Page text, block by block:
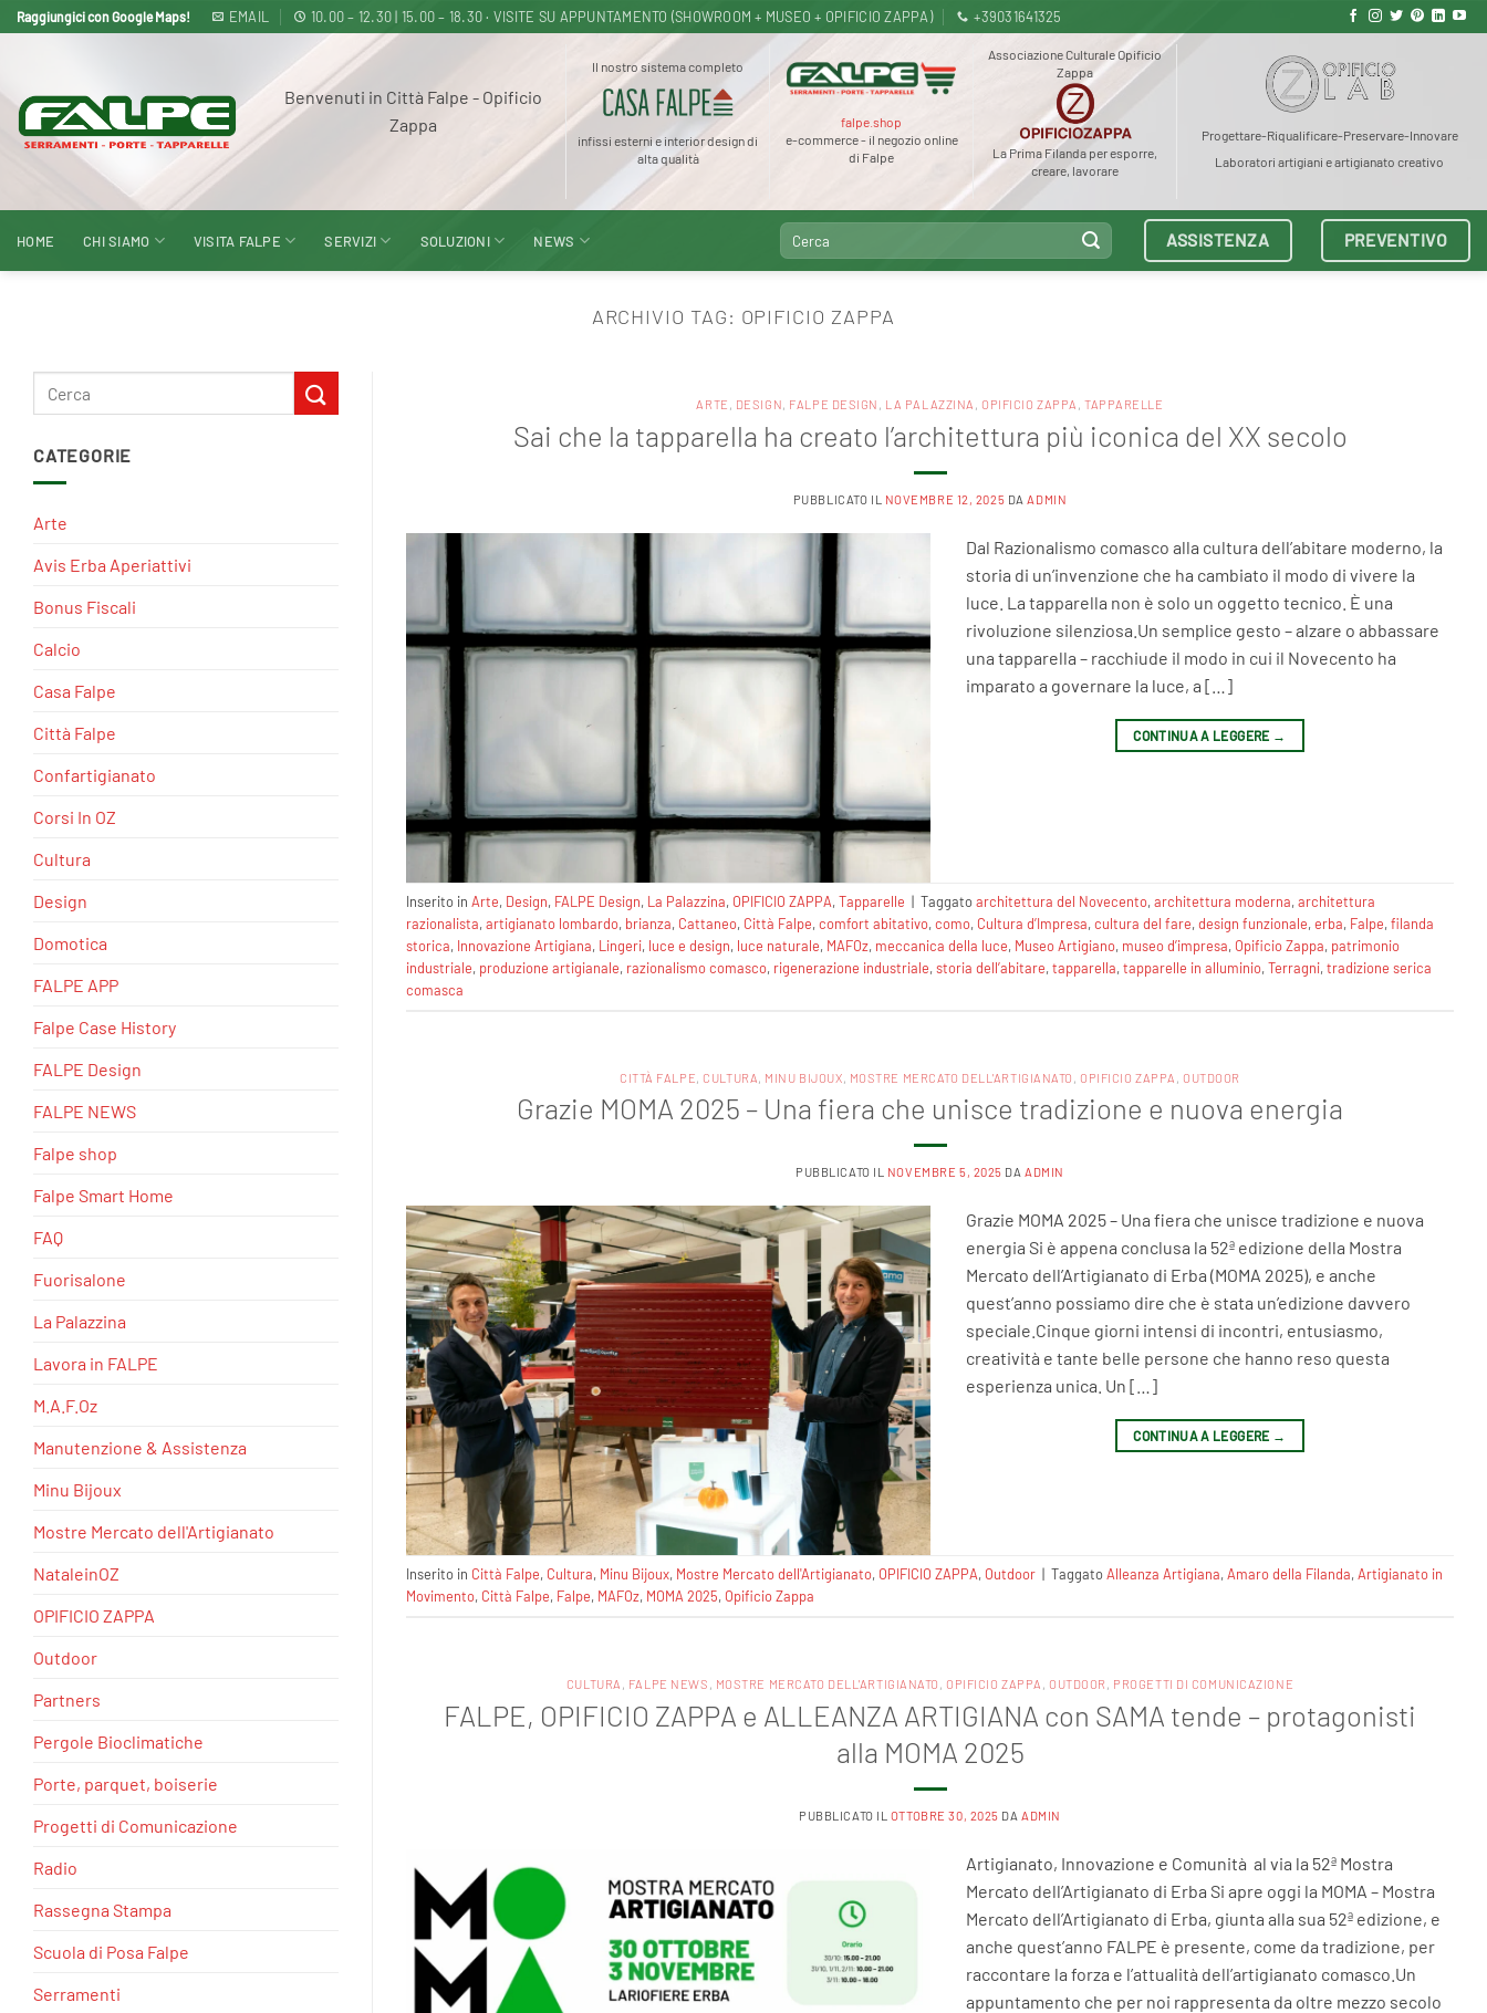
Salta
ai
Raggiungici con Google Maps! EMAIL 10.00 – 12.30 | 15.00 – 18.30 · VISITE SU APPUNTAMENTO (SHOWROOM + MUSEO + OPIFICIO ZAPPA) +39031641325
Benvenuti in Città Falpe - Opificio
Zappa
Il nostro sistema completo
infissi esterni e interior design di
alta qualità
falpe.shop
e-commerce - il negozio online
di Falpe
Associazione Culturale Opificio
Zappa
La Prima Filanda per esporre,
creare, lavorare
Progettare-Riqualificare-Preservare-Innovare
Laboratori artigiani e artigianato creativo
HOME CHI SIAMO VISITA FALPE SERVIZI SOLUZIONI NEWS
Cerca: ASSISTENZA PREVENTIVO
ARCHIVIO TAG: OPIFICIO ZAPPA
CATEGORIE
Arte
Avis Erba Aperiattivi
Bonus Fiscali
Calcio
Casa Falpe
Città Falpe
Confartigianato
Corsi In OZ
Cultura
Design
Domotica
FALPE APP
Falpe Case History
FALPE Design
FALPE NEWS
Falpe shop
Falpe Smart Home
FAQ
Fuorisalone
La Palazzina
Lavora in FALPE
M.A.F.Oz
Manutenzione & Assistenza
Minu Bijoux
Mostre Mercato dell'Artigianato
NataleinOZ
OPIFICIO ZAPPA
Outdoor
Partners
Pergole Bioclimatiche
Porte, parquet, boiserie
Progetti di Comunicazione
Radio
Rassegna Stampa
Scuola di Posa Falpe
Serramenti
ARTE , DESIGN, FALPE DESIGN , LA PALAZZINA , OPIFICIO ZAPPA , TAPPARELLE
Sai che la tapparella ha creato l’architettura più iconica del XX secolo
PUBBLICATO IL NOVEMBRE 12, 2025 DAADMIN
Dal Razionalismo comasco alla cultura dell’abitare moderno, la
storia di un’invenzione che ha cambiato il modo di vivere la
luce. La tapparella non è solo un oggetto tecnico. È una
rivoluzione silenziosa.Un semplice gesto – alzare o abbassare
una tapparella – racchiude il modo in cui il Novecento ha
imparato a governare la luce, a […]
CONTINUA A LEGGERE →
Inserito in Arte, Design, FALPE Design, La Palazzina, OPIFICIO ZAPPA,Tapparelle | Taggatoarchitettura del Novecento,architettura moderna,architettura
razionalista,artigianato lombardo, brianza, Cattaneo, Città Falpe,comfort abitativo,como, Cultura d’Impresa,cultura del fare,design funzionale,erba, Falpe,filanda
storica, Innovazione Artigiana, Lingeri, luce e design, luce naturale, MAFOz, meccanica della luce, Museo Artigiano, museo d’impresa, Opificio Zappa, patrimonio
industriale, produzione artigianale, razionalismo comasco, rigenerazione industriale,storia dell’abitare,tapparella,tapparelle in alluminio,Terragni,tradizione serica
comasca
CITTÀ FALPE, CULTURA, MINU BIJOUX, MOSTRE MERCATO DELL'ARTIGIANATO , OPIFICIO ZAPPA , OUTDOOR
Grazie MOMA 2025 – Una fiera che unisce tradizione e nuova energia
PUBBLICATO IL NOVEMBRE 5, 2025 DAADMIN
Grazie MOMA 2025 – Una fiera che unisce tradizione e nuova
energia Si è appena conclusa la 52ª edizione della Mostra
Mercato dell’Artigianato di Erba (MOMA 2025), e anche
quest’anno possiamo dire che è stata un’edizione davvero
speciale.Cinque giorni intensi di incontri, entusiasmo,
creatività e tante belle persone che hanno reso questa
esperienza unica. Un […]
CONTINUA A LEGGERE →
Inserito in Città Falpe, Cultura, Minu Bijoux, Mostre Mercato dell'Artigianato, OPIFICIO ZAPPA, Outdoor | TaggatoAlleanza Artigiana,Amaro della Filanda,Artigianato in
Movimento, Città Falpe, Falpe, MAFOz, MOMA 2025, Opificio Zappa
CULTURA , FALPE NEWS , MOSTRE MERCATO DELL'ARTIGIANATO , OPIFICIO ZAPPA , OUTDOOR , PROGETTI DI COMUNICAZIONE
FALPE, OPIFICIO ZAPPA e ALLEANZA ARTIGIANA con SAMA tende – protagonisti
alla MOMA 2025
PUBBLICATO IL OTTOBRE 30, 2025 DAADMIN
Artigianato, Innovazione e Comunità al via la 52ª Mostra
Mercato dell’Artigianato di Erba Si apre oggi la MOMA – Mostra
Mercato dell’Artigianato di Erba, giunta alla sua 52ª edizione, e
anche quest’anno FALPE è presente, come da tradizione, per
raccontare la forza e l’attualità dell’artigianato comasco.Un
appuntamento che per noi rappresenta da oltre mezzo secolo